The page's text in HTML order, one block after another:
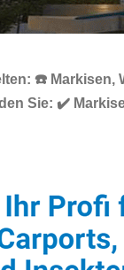
☎️
Sie: ✔️